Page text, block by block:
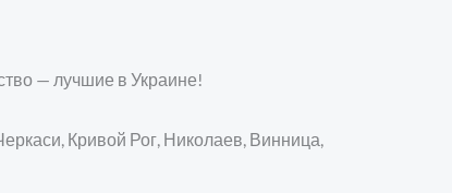
— лучшие в Украине!
Кривой Рог, Николаев, Винница,